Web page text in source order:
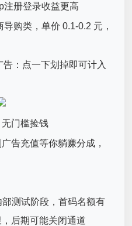
注册登录收益更高
购类，单价 0.1-0.2 元，
告：点一下划掉即可计入
门槛捡钱
告充值等你躺赚分成，
测试阶段，首码名额有
后期可能关闭通道